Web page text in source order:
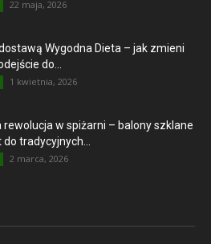
22 maja, 2026
Wygodna Dieta – jak zmieni
do...
1 kwietnia, 2026
rewolucja w spiżarni – balony szklane
tradycyjnych...
2 marca, 2026